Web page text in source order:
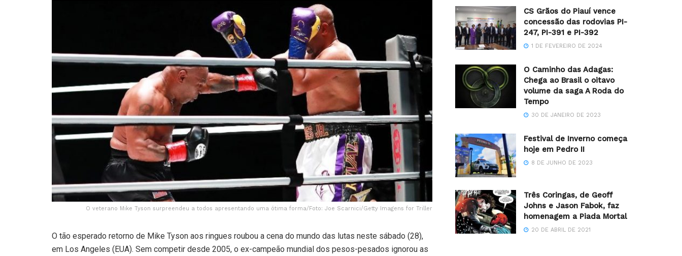
O veterano Mike Tyson surpreendeu a todos apresentando uma ótima forma/Foto: Joe Scarnici/Getty Imagens for Triller
O tão esperado retorno de Mike Tyson aos ringues roubou a cena do mundo das lutas neste sábado (28),
em Los Angeles (EUA). Sem competir desde 2005, o ex-campeão mundial dos pesos-pesados ignorou as
CS Grãos do Piauí vence
concessão das rodovias PI-
247, PI-391 e PI-392
1 DE FEVEREIRO DE 2024
O Caminho das Adagas:
Chega ao Brasil o oitavo
volume da saga A Roda do
Tempo
30 DE JANEIRO DE 2023
Festival de Inverno começa
hoje em Pedro II
8 DE JUNHO DE 2023
Três Coringas, de Geoff
Johns e Jason Fabok, faz
homenagem a Piada Mortal
20 DE ABRIL DE 2021